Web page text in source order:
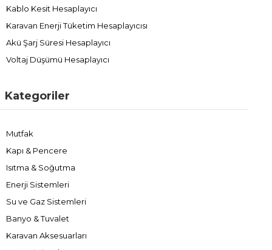
Kablo Kesit Hesaplayıcı
Karavan Enerji Tüketim Hesaplayıcısı
Akü Şarj Süresi Hesaplayıcı
Voltaj Düşümü Hesaplayıcı
Kategoriler
Mutfak
Kapı & Pencere
Isıtma & Soğutma
Enerji Sistemleri
Su ve Gaz Sistemleri
Banyo & Tuvalet
Karavan Aksesuarları